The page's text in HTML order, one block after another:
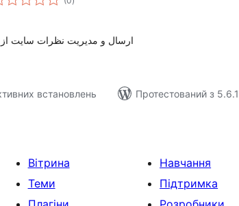
рейтинг
ارسال و مدیریت نظرات سایت
встановлень
Протестований з
Вітрина
Теми
Навчання
Підтримка